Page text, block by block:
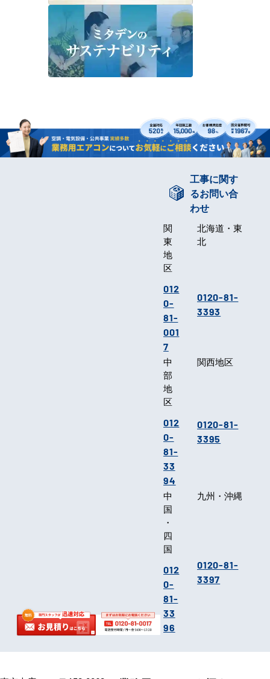
工事に関す
るお問い合
わせ
関
東
地
区
012
0-
81-
001
7
北海道・東
北
0120-81-
3393
中
部
地
区
012
0-
81-
33
94
関西地区
0120-81-
3395
中
国
・
四
国
012
0-
81-
33
96
九州・沖縄
0120-81-
3397